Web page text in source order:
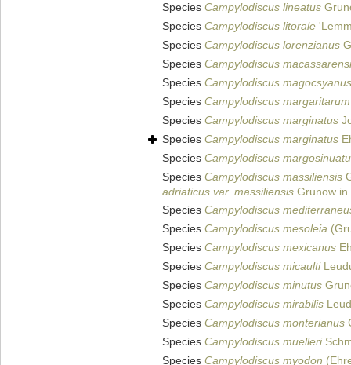
Species Campylodiscus lineatus
Species Campylodiscus litorale
Species Campylodiscus lorenzianus
Species Campylodiscus
Species Campylodiscus magocsyanus
Species Campylodiscus margaritarum
Species Campylodiscus marginatus
Species Campylodiscus marginatus
Species Campylodiscus
Species Campylodiscus massiliensis
adriaticus var. massiliensis Grunow in
Species Campylodiscus
Species Campylodiscus mesoleia
Species Campylodiscus mexicanus
Species Campylodiscus micaulti
Species Campylodiscus minutus
Species Campylodiscus mirabilis
Species Campylodiscus monterianus
Species Campylodiscus muelleri
Species Campylodiscus myodon